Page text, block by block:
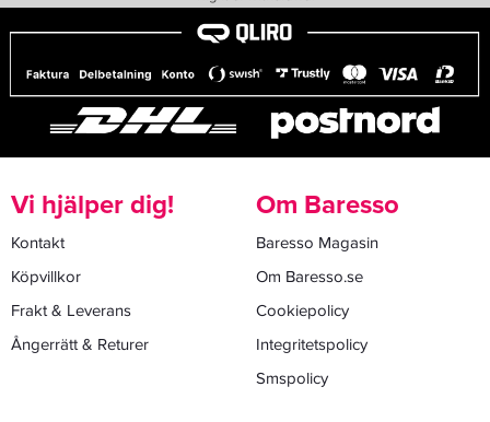
Vi hjälper dig!
Kontakt
Köpvillkor
Frakt & Leverans
Ångerrätt & Returer
Om Baresso
Baresso Magasin
Om Baresso.se
Cookiepolicy
Integritetspolicy
Smspolicy